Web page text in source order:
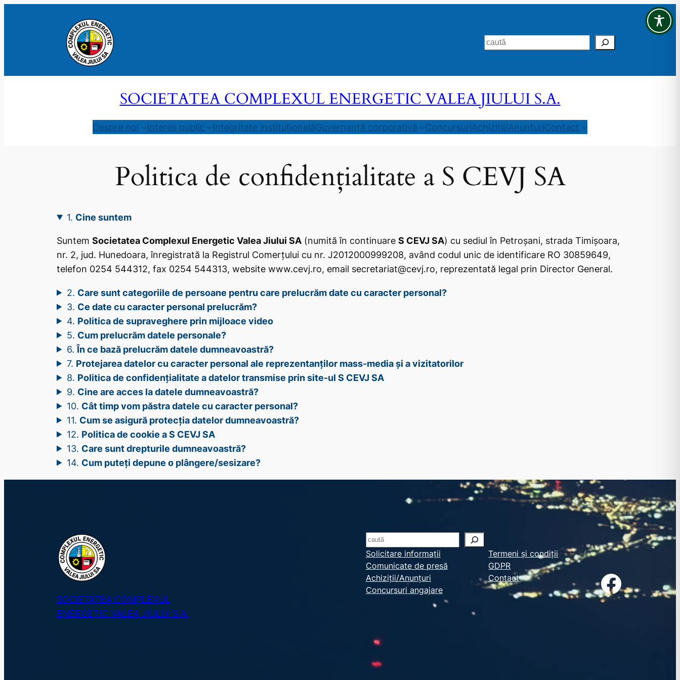
Search
SOCIETATEA COMPLEXUL ENERGETIC VALEA JIULUI S.A.
Despre noi Interes public Integritate instituționalăGuvernanță corporativă ConcursuriAchiziții/AnunțuriContact
Politica de confidențialitate a S CEVJ SA
1. Cine suntem
Suntem Societatea Complexul Energetic Valea Jiului SA (numită în continuare S CEVJ SA) cu sediul în Petroșani, strada Timișoara,
nr. 2, jud. Hunedoara, înregistrată la Registrul Comerțului cu nr. J2012000999208, având codul unic de identificare RO 30859649,
telefon 0254 544312, fax 0254 544313, website www.cevj.ro, email secretariat@cevj.ro, reprezentată legal prin Director General.
2. Care sunt categoriile de persoane pentru care prelucrăm date cu caracter personal?
3. Ce date cu caracter personal prelucrăm?
4. Politica de supraveghere prin mijloace video
5. Cum prelucrăm datele personale?
6.În ce bază prelucrăm datele dumneavoastră?
7. Protejarea datelor cu caracter personal ale reprezentanților mass-media și a vizitatorilor
8. Politica de confidențialitate a datelor transmise prin site-ul S CEVJ SA
9. Cine are acces la datele dumneavoastră?
10. Cât timp vom păstra datele cu caracter personal?
11. Cum se asigură protecția datelor dumneavoastră?
12. Politica de cookie a S CEVJ SA
13. Care sunt drepturile dumneavoastră?
14. Cum puteți depune o plângere/sesizare?
SOCIETATEA COMPLEXUL
ENERGETIC VALEA JIULUI S.A.
S
e
a
r
c
Solicitare informații
Comunicate de presă
Achiziții/Anunțuri
Concursuri angajare
Termeni și condiții
GDPR
Contact
Facebook